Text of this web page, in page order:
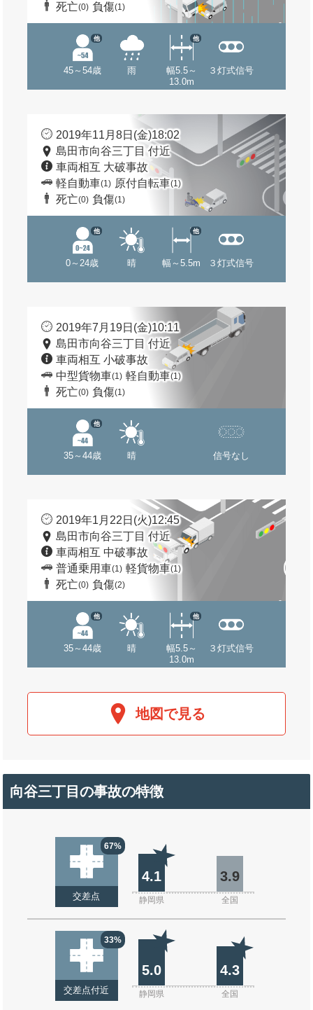
死亡(0) 負傷(1)
45～54歳
他
雨
幅5.5～
13.0m
他
３灯式信号
2019年11月8日(金)18:02
島田市向谷三丁目 付近
車両相互 大破事故
軽自動車(1) 原付自転車(1)
死亡(0) 負傷(1)
0～24歳
他
晴 幅～5.5m
他
３灯式信号
2019年7月19日(金)10:11
島田市向谷三丁目 付近
車両相互 小破事故
中型貨物車(1) 軽自動車(1)
死亡(0) 負傷(1)
35～44歳
他
晴 信号なし
2019年1月22日(火)12:45
島田市向谷三丁目 付近
車両相互 中破事故
普通乗用車(1) 軽貨物車(1)
死亡(0) 負傷(2)
35～44歳
他
晴
幅5.5～
13.0m
他
３灯式信号
地図で見る
向谷三丁目の事故の特徴
67%
交差点
4.1 3.9
静岡県 全国
33%
交差点付近
5.0 4.3
静岡県 全国